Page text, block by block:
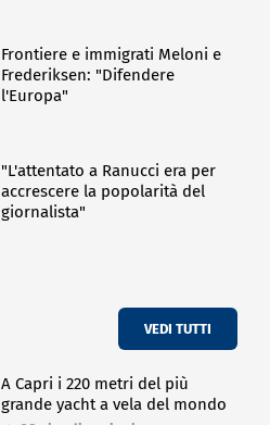
Frontiere e immigrati Meloni e
Frederiksen: "Difendere
l'Europa"
"L'attentato a Ranucci era per
accrescere la popolarità del
giornalista"
VEDI TUTTI
A Capri i 220 metri del più
grande yacht a vela del mondo